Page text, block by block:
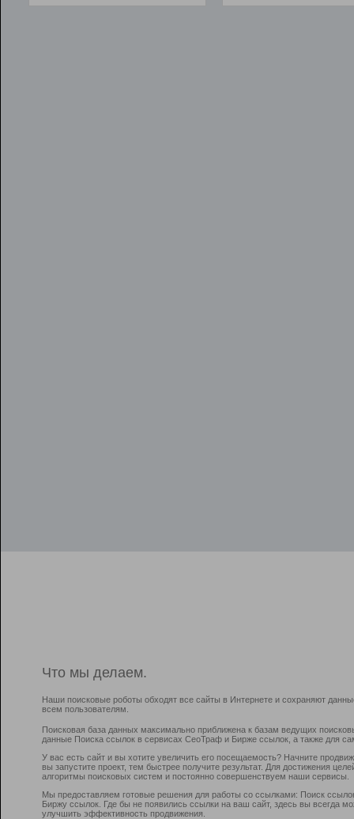
Что мы делаем.
Наши поисковые роботы обходят все сайты в Интернете и сохраняют
всем пользователям.
Поисковая база данных максимально приближена к базам ведущих
данные Поиска ссылок в сервисах СеоТраф и Бирже ссылок, а также для
У вас есть сайт и вы хотите увеличить его посещаемость? Начните
вы запустите проект, тем быстрее получите результат. Для достижения
алгоритмы поисковых систем и постоянно совершенствуем наши сервисы.
Мы предоставляем готовые решения для работы со ссылками: Поиск
Биржу ссылок. Где бы не появились ссылки на ваш сайт, здесь вы всегда
улучшить эффективность продвижения.